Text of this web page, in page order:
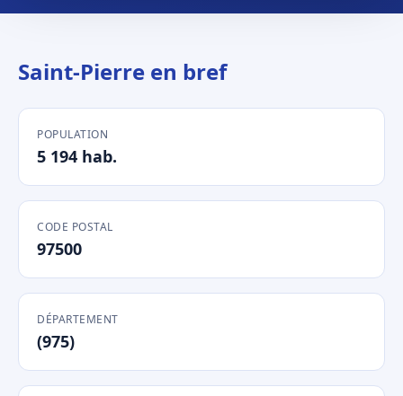
Saint-Pierre en bref
POPULATION
5 194 hab.
CODE POSTAL
97500
DÉPARTEMENT
(975)